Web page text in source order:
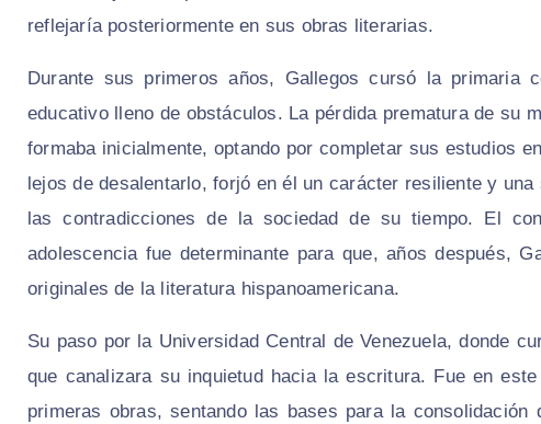
reflejaría posteriormente en sus obras literarias.
Durante sus primeros años, Gallegos cursó la
educativo lleno de obstáculos. La pérdida prematura de su
formaba inicialmente, optando por completar sus estudios
lejos de desalentarlo, forjó en él un carácter resiliente y
las contradicciones de la sociedad de su tiempo. El
adolescencia fue determinante para que, años después,
originales de la literatura hispanoamericana.
Su paso por la Universidad Central de Venezuela, donde
que canalizara su inquietud hacia la escritura. Fue en
primeras obras, sentando las bases para la